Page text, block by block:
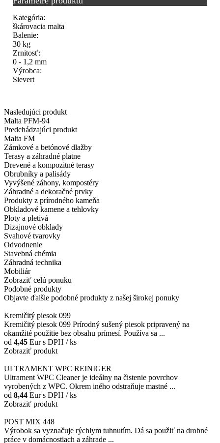
Kategória:
škárovacia malta
Balenie:
30 kg
Zrnitosť:
0 - 1,2 mm
Výrobca:
Sievert
Nasledujúci produkt
Malta PFM-94
Predchádzajúci produkt
Malta FM
Zámkové a betónové dlažby
Terasy a záhradné platne
Drevené a kompozitné terasy
Obrubníky a palisády
Vyvýšené záhony, kompostéry
Záhradné a dekoračné prvky
Produkty z prírodného kameňa
Obkladové kamene a tehlovky
Ploty a pletivá
Dizajnové obklady
Svahové tvarovky
Odvodnenie
Stavebná chémia
Záhradná technika
Mobiliár
Zobraziť celú ponuku
Podobné produkty
Objavte ďalšie podobné produkty z našej širokej ponuky
Kremičitý piesok 099
Kremičitý piesok 099 Prírodný sušený piesok pripravený na
okamžité použitie bez obsahu prímesí. Používa sa ...
od 4,45 Eurs DPH / ks
Zobraziť produkt
ULTRAMENT WPC REINIGER
Ultrament WPC Cleaner je ideálny na čistenie povrchov
vyrobených z WPC. Okrem iného odstraňuje mastné ...
od 8,44 Eurs DPH / ks
Zobraziť produkt
POST MIX 448
Výrobok sa vyznačuje rýchlym tuhnutím. Dá sa použiť na drobné
práce v domácnostiach a záhrade ...